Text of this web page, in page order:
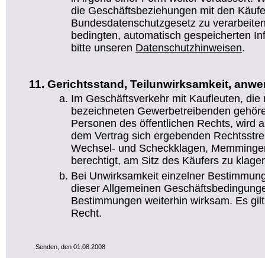
die Geschäftsbeziehungen mit den
Bundesdatenschutzgesetz zu
bedingten, automatisch gespeicherten
bitte unseren Datenschutzhinweisen.
Gerichtsstand, Teilunwirksamkeit,
Im Geschäftsverkehr mit Kaufleuten, die
bezeichneten Gewerbetreibenden
Personen des öffentlichen Rechts, wird
dem Vertrag sich ergebenden
Wechsel- und Scheckklagen,
berechtigt, am Sitz des Käufers zu
Bei Unwirksamkeit einzelner
dieser Allgemeinen
Bestimmungen weiterhin wirksam. Es
Recht.
Senden, den 01.08.2008